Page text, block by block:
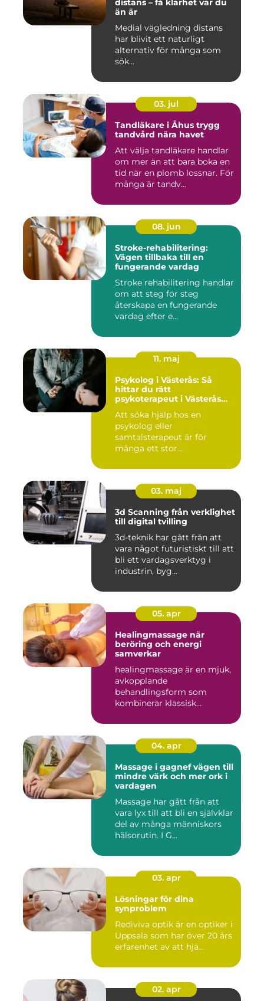
distans – få klarhet var du
än är
Medial vägledning distans
har blivit ett naturligt
alternativ för många som
sök...
03. jul
Tandläkare i Åhus trygg
tandvård nära havet
Att välja tandläkare handlar
om mer än att bara boka en
tid när en plomb lossnar. För
många är tandv...
08. jun
Stroke-rehabilitering:
Vägen tillbaka till en
fungerande vardag
Stroke rehabilitering handlar
om att steg för steg
återskapa en fungerande
vardag efter e...
11. maj
Psykolog i Västerås: Så
hittar du rätt
psykoterapeut i Västerås
Att söka hjälp hos en
psykolog eller
samtalsterapeut är för
många ett stor...
03. maj
3d Scanning från verklighet
till digital tvilling
3d-teknik har gått från att
vara något futuristiskt till att
bli ett vardagsverktyg i
industrin, byg...
05. apr
Healingmassage när
beröring och energi
samverkar
healingmassage är en mjuk,
avkopplande
behandlingsform som
kombinerar klassisk
04. apr
Massage i gagnef vägen till
mindre värk och mer ork i
vardagen
Massage har gått från att
vara lyx till att bli en självklar
del av många människors
hälsorutin. I G...
03. apr
Lösningar för dina
synproblem
Rediviva optik är en optiker i
Uppsala som har över 20 års
erfarenhet av att hjä...
02. apr